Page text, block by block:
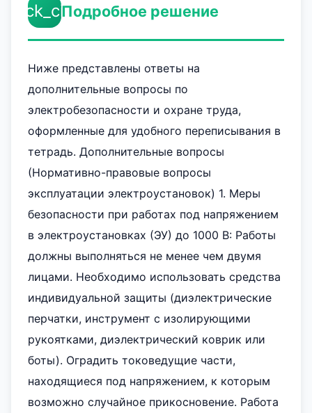
Подробное решение
Ниже представлены ответы на
дополнительные вопросы по
электробезопасности и охране труда,
оформленные для удобного переписывания в
тетрадь. Дополнительные вопросы
(Нормативно-правовые вопросы
эксплуатации электроустановок) 1. Меры
безопасности при работах под напряжением
в электроустановках (ЭУ) до 1000 В: Работы
должны выполняться не менее чем двумя
лицами. Необходимо использовать средства
индивидуальной защиты (диэлектрические
перчатки, инструмент с изолирующими
рукоятками, диэлектрический коврик или
боты). Оградить токоведущие части,
находящиеся под напряжением, к которым
возможно случайное прикосновение. Работа